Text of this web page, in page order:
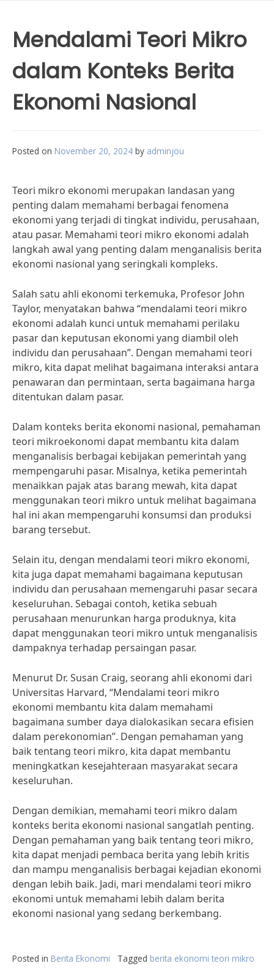
Mendalami Teori Mikro
dalam Konteks Berita
Ekonomi Nasional
Posted on November 20, 2024 by adminjou
Teori mikro ekonomi merupakan landasan yang
penting dalam memahami berbagai fenomena
ekonomi yang terjadi di tingkat individu, perusahaan,
atau pasar. Memahami teori mikro ekonomi adalah
langkah awal yang penting dalam menganalisis berita
ekonomi nasional yang seringkali kompleks.
Salah satu ahli ekonomi terkemuka, Profesor John
Taylor, menyatakan bahwa “mendalami teori mikro
ekonomi adalah kunci untuk memahami perilaku
pasar dan keputusan ekonomi yang diambil oleh
individu dan perusahaan”. Dengan memahami teori
mikro, kita dapat melihat bagaimana interaksi antara
penawaran dan permintaan, serta bagaimana harga
ditentukan dalam pasar.
Dalam konteks berita ekonomi nasional, pemahaman
teori mikroekonomi dapat membantu kita dalam
menganalisis berbagai kebijakan pemerintah yang
mempengaruhi pasar. Misalnya, ketika pemerintah
menaikkan pajak atas barang mewah, kita dapat
menggunakan teori mikro untuk melihat bagaimana
hal ini akan mempengaruhi konsumsi dan produksi
barang tersebut.
Selain itu, dengan mendalami teori mikro ekonomi,
kita juga dapat memahami bagaimana keputusan
individu dan perusahaan memengaruhi pasar secara
keseluruhan. Sebagai contoh, ketika sebuah
perusahaan menurunkan harga produknya, kita
dapat menggunakan teori mikro untuk menganalisis
dampaknya terhadap persaingan pasar.
Menurut Dr. Susan Craig, seorang ahli ekonomi dari
Universitas Harvard, “Mendalami teori mikro
ekonomi membantu kita dalam memahami
bagaimana sumber daya dialokasikan secara efisien
dalam perekonomian”. Dengan pemahaman yang
baik tentang teori mikro, kita dapat membantu
meningkatkan kesejahteraan masyarakat secara
keseluruhan.
Dengan demikian, memahami teori mikro dalam
konteks berita ekonomi nasional sangatlah penting.
Dengan pemahaman yang baik tentang teori mikro,
kita dapat menjadi pembaca berita yang lebih kritis
dan mampu menganalisis berbagai kejadian ekonomi
dengan lebih baik. Jadi, mari mendalami teori mikro
ekonomi untuk memahami lebih dalam berita
ekonomi nasional yang sedang berkembang.
Posted in Berita Ekonomi Tagged berita ekonomi teori mikro